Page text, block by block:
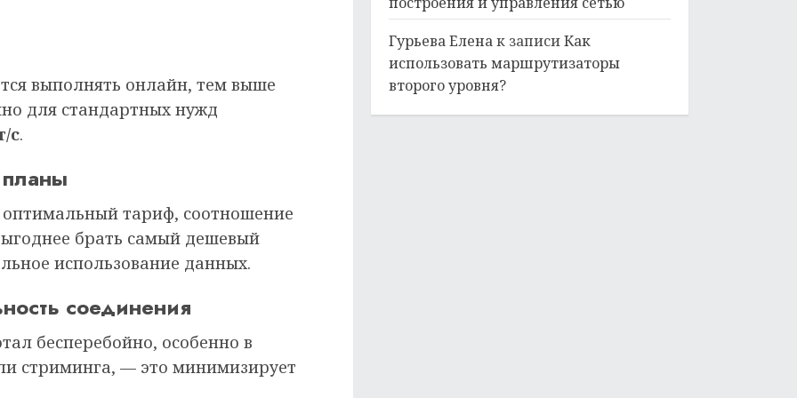
выполнять онлайн, тем выше
для стандартных нужд
с.
тариф, соотношение
брать самый дешевый
использование данных.
соединения
бесперебойно, особенно в
стриминга, — это минимизирует
Гурьева Еленак записиКак
использовать маршрутизаторы
второго уровня?